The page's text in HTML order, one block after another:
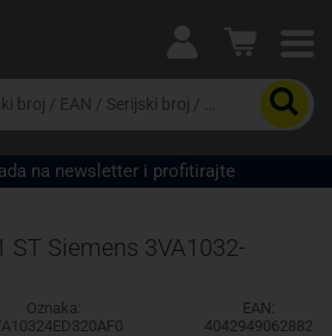
asortiman proizvoda i
na newsletter i profitirajte
ST Siemens 3VA1032-
Oznaka:
EAN:
4042949062882